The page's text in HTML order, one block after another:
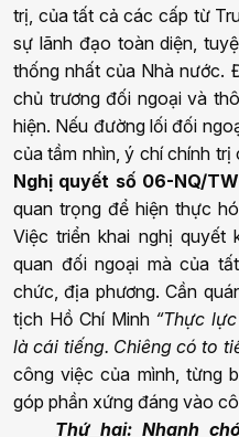
trị, của tất cả các cấp từ
sự lãnh đạo toàn diện,
thống nhất của Nhà nước.
chủ trương đối ngoại và
hiện. Nếu đường lối đối
của tầm nhìn, ý chí chính
Nghị quyết số 06-NQ/TW
quan trọng để hiện thực
Việc triển khai nghị quyết
quan đối ngoại mà của
chức, địa phương. Cần
tịch Hồ Chí Minh “Thực
là cái tiếng. Chiêng có to
công việc của mình, từng
góp phần xứng đáng vào
Thứ hai: Nhanh